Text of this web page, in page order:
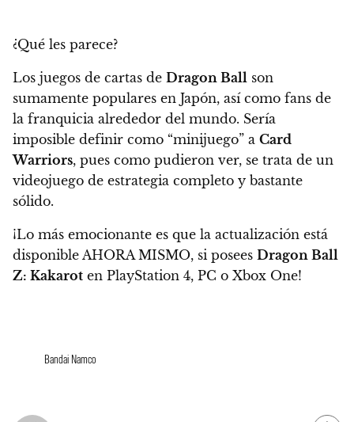
¿Qué les parece?
Los juegos de cartas de Dragon Ball son
sumamente populares en Japón, así como fans de
la franquicia alrededor del mundo. Sería
imposible definir como “minijuego” a Card
Warriors, pues como pudieron ver, se trata de un
videojuego de estrategia completo y bastante
sólido.
¡Lo más emocionante es que la actualización está
disponible AHORA MISMO, si posees Dragon Ball
Z: Kakarot en PlayStation 4, PC o Xbox One!
Bandai Namco